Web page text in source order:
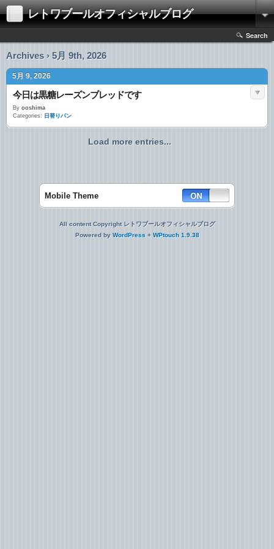
レトワブールオフィシャルブログ
Search
Archives › 5月 9th, 2026
5月 9, 2026
今日は黒糖レーズンブレッドです
By ooshima
Categories: 日替りパン
Load more entries...
Mobile Theme
All content Copyright レトワブールオフィシャルブログ
Powered by WordPress + WPtouch 1.9.38